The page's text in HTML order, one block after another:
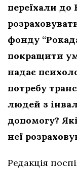
переїхали
фонду
покращити
надає
потребу
людей з
допомогу?
неї
Редакція